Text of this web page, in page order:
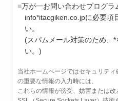
万が一お問い合わせプログラ
info*itacgiken.co.jpに必要項
い。
(スパムメール対策のため、
い。)
当社ホームページではセキュリテ
の重要な情報の入力時には、
これらの情報が傍受、妨害または